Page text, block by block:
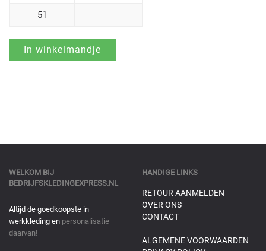
51
WELKOM BIJ
BEDRIJFSKLEDINGEXPRESS.NL
Altijd de goedkoopste in
werkkleding en personalisatie
daarvan!
HANDIGE LINKS
RETOUR AANMELDEN
OVER ONS
CONTACT
ALGEMENE VOORWAARDEN